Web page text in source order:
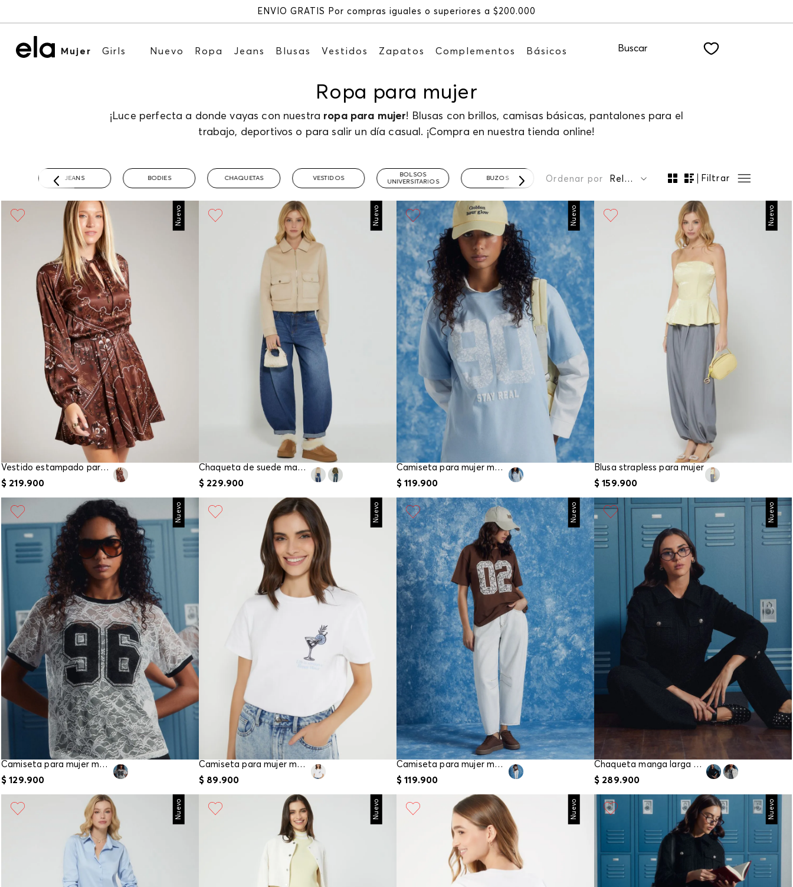
ENVÍO GRATIS Por compras iguales o superiores a $200.000
Mujer Girls Nuevo Ropa Jeans Blusas Vestidos Zapatos Complementos Básicos Buscar
Ropa para mujer
¡Luce perfecta a donde vayas con nuestra ropa para mujer! Blusas con brillos, camisas básicas, pantalones para el
trabajo, deportivos o para salir un día casual. ¡Compra en nuestra tienda online!
JEANS BODIES CHAQUETAS VESTIDOS
BOLSOS
UNIVERSITARIOS
BUZOS Ordenar por Relevancia Filtrar
Nuevo
Vestido estampado para mujer
$ 219.900
Nuevo
Chaqueta de suede manga larga
$ 229.900
Nuevo
Camiseta para mujer manga corta
$ 119.900
Nuevo
Blusa strapless para mujer
$ 159.900
Nuevo
Camiseta para mujer manga corta
$ 129.900
Nuevo
Camiseta para mujer manga corta
$ 89.900
Nuevo
Camiseta para mujer manga corta
$ 119.900
Nuevo
Chaqueta manga larga para mujer
$ 289.900
Nuevo Nuevo Nuevo Nuevo